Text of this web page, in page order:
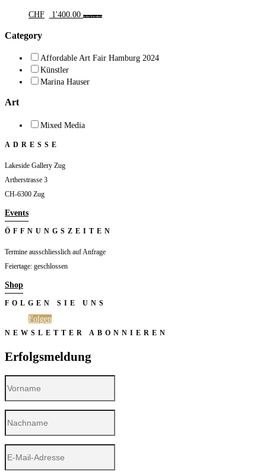
CHF 1'400.00 In den Warenkorb
Category
Affordable Art Fair Hamburg 2024
Künstler
Marina Hauser
Art
Mixed Media
ADRESSE
Lakeside Gallery Zug
Artherstrasse 3
CH-6300 Zug
Events
ÖFFNUNGSZEITEN
Termine ausschliesslich auf Anfrage
Feiertage: geschlossen
Shop
FOLGEN SIE UNS
Folgen
NEWSLETTER ABONNIEREN
Erfolgsmeldung